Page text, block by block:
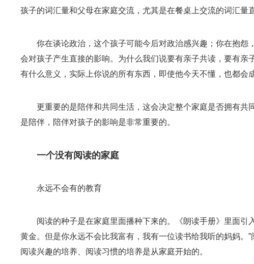
孩子的词汇量和父母在家庭交流，尤其是在餐桌上交流的词汇量
你在谈论政治，这个孩子可能今后对政治感兴趣；你在抱
会对孩子产生直接的影响。为什么我们说要有亲子共读，要有
有什么意义，实际上你说的所有东西，即使他今天不懂，也都会
更重要的是陪伴和共同生活，这会决定整个家庭是否拥有
是陪伴，陪伴对孩子的影响是非常重要的。
一个没有阅读的家庭
永远不会有的教育
阅读的种子是在家庭里面播种下来的。《朗读手册》里面引
黄金。但是你永远不会比我富有，我有一位读书给我听的妈妈。
阅读兴趣的培养、阅读习惯的培养是从家庭开始的。